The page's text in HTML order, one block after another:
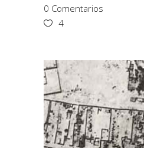
0 Comentarios
4